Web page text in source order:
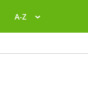
A-Z